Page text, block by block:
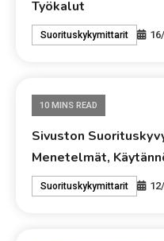
Työkalut
Suorituskykymittarit
10 MINS READ
Sivuston
Menetelmät,
Suorituskykymittarit